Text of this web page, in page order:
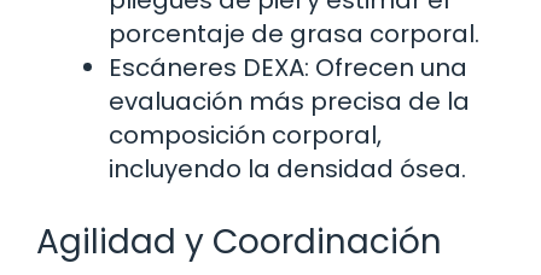
porcentaje de grasa corporal.
Escáneres DEXA: Ofrecen una
evaluación más precisa de la
composición corporal,
incluyendo la densidad ósea.
Agilidad y Coordinación